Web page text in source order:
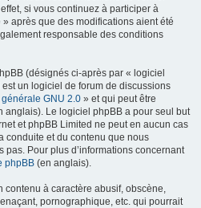
si vous continuez à participer à
après que des modifications aient été
responsable des conditions
(désignés ci-après par « logiciel
un logiciel de forum de discussions
GNU 2.0 » et qui peut être
anglais). Le logiciel phpBB a pour seul but
et phpBB Limited ne peut en aucun cas
conduite et du contenu que nous
pas. Pour plus d’informations concernant
phpBB (en anglais).
contenu à caractère abusif, obscène,
pornographique, etc. qui pourrait